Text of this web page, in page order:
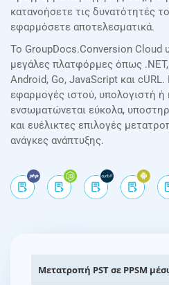
κατανοήσετε τις δυνατότητές
εφαρμόσετε αποτελεσματικά.
Το GroupDocs.Conversion Cloud
μεγάλες πλατφόρμες όπως .NET,
Android, Go, JavaScript και cURL.
εφαρμογές ιστού, υπολογιστή ή
ενσωματώνεται εύκολα,
και ευέλικτες επιλογές
ανάγκες ανάπτυξης.
Μετατροπή PST σε PPSM